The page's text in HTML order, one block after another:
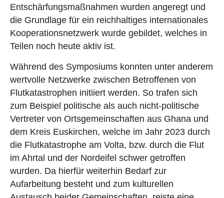
Entschärfungsmaßnahmen wurden angeregt und
die Grundlage für ein reichhaltiges internationales
Kooperationsnetzwerk wurde gebildet, welches in
Teilen noch heute aktiv ist.
Während des Symposiums konnten unter anderem
wertvolle Netzwerke zwischen Betroffenen von
Flutkatastrophen initiiert werden. So trafen sich
zum Beispiel politische als auch nicht-politische
Vertreter von Ortsgemeinschaften aus Ghana und
dem Kreis Euskirchen, welche im Jahr 2023 durch
die Flutkatastrophe am Volta, bzw. durch die Flut
im Ahrtal und der Nordeifel schwer getroffen
wurden. Da hierfür weiterhin Bedarf zur
Aufarbeitung besteht und zum kulturellen